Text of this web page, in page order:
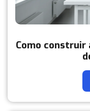
Como